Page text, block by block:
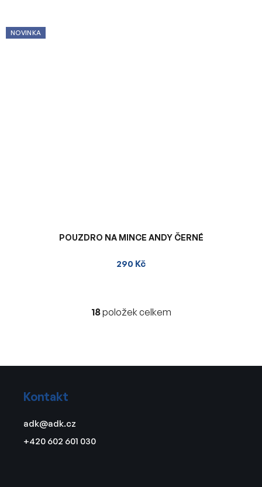
NOVINKA
POUZDRO NA MINCE ANDY ČERNÉ
290 Kč
O
d
18položek celkem
Kontakt
adk@adk.cz
+420 602 601 030